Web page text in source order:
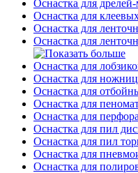
Оснастка для
Оснастка для
Оснастка для
Оснастка для
Оснастка для
Оснастка для ножниц
Оснастка для
Оснастка для
Оснастка для
Оснастка для пил
Оснастка для пил
Оснастка для
Оснастка для